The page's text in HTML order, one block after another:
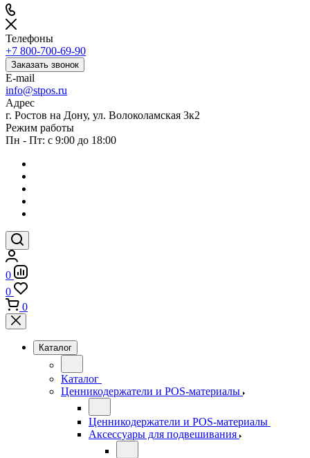
Телефоны
+7 800-700-69-90
Заказать звонок
E-mail
info@stpos.ru
Адрес
г. Ростов на Дону, ул. Волоколамская 3к2
Режим работы
Пн - Пт: с 9:00 до 18:00
0
0
0
Каталог
Каталог
Ценникодержатели и POS-материалы
Ценникодержатели и POS-материалы
Аксессуары для подвешивания